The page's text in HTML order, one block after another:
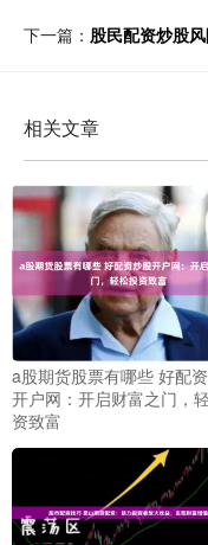
下一篇： 股民配资炒股
相关文章
a股期货股票有哪些 好配
开户网：开启财富之门，
资致富